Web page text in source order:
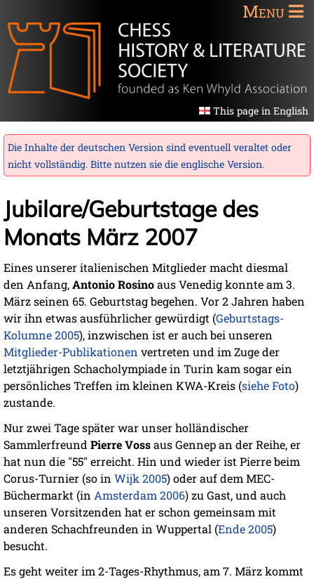
Menu
This page in English
Die Inhalte der deutschen Version sind eventuell veraltet oder
nicht vollständig. Bitte nutzen sie die englische Version.
Jubilare/Geburtstage des
Monats März 2007
Eines unserer italienischen Mitglieder macht diesmal
den Anfang,Antonio Rosinoaus Venedig konnte am 3.
März seinen 65. Geburtstag begehen. Vor 2 Jahren haben
wir ihn etwas ausführlicher gewürdigt (Geburtstags-
Kolumne 2005), inzwischen ist er auch bei unseren
Mitglieder-Publikationen vertreten und im Zuge der
letztjährigen Schacholympiade in Turin kam sogar ein
persönliches Treffen im kleinen KWA-Kreis (siehe Foto)
zustande.
Nur zwei Tage später war unser holländischer
Sammlerfreund Pierre Vossaus Gennep an der Reihe, er
hat nun die "55" erreicht. Hin und wieder ist Pierre beim
Corus-Turnier (so in Wijk 2005) oder auf dem MEC-
Büchermarkt (in Amsterdam 2006) zu Gast, und auch
unseren Vorsitzenden hat er schon gemeinsam mit
anderen Schachfreunden in Wuppertal (Ende 2005)
besucht.
Es geht weiter im 2-Tages-Rhythmus, am 7. März kommt